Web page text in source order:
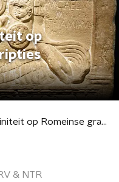
op
Waarom masculiniteit op Romeinse grafinscripties onderbelicht is
& NTR